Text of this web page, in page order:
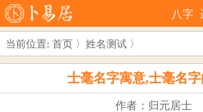
八字
当前位置: 首页 〉 姓名测试 〉
士毫名字寓意,士毫名
作者：归元居士